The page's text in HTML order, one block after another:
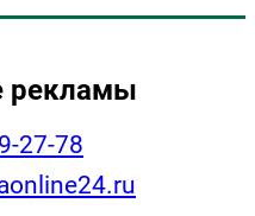
рекламы
27-78